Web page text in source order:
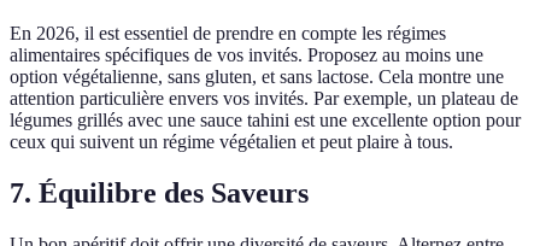
En 2026, il est essentiel de prendre en compte les régimes
alimentaires spécifiques de vos invités. Proposez au moins une
option végétalienne, sans gluten, et sans lactose. Cela montre une
attention particulière envers vos invités. Par exemple, un plateau de
légumes grillés avec une sauce tahini est une excellente option pour
ceux qui suivent un régime végétalien et peut plaire à tous.
7. Équilibre des Saveurs